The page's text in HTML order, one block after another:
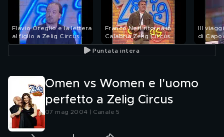
Flavio Oreglio e la lettera
al figlio a Zelig Circus
2004
Franco Neri ritorna in
Calabria Zelig Circus
2004
Ill
di
Circus
Puntata intera
Omen vs Women e l'uomo
perfetto a Zelig Circus
07 mag 2004 | Canale 5